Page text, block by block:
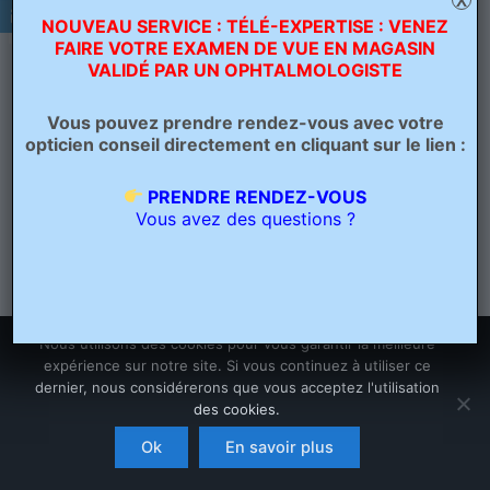
PRÉCÉDENT
Copyright © 2026 Opticien Bailleul - Optique Grand Place | Crée
par
Ascension Digitale
NOUVEAU SERVICE : TÉLÉ-EXPERTISE : VENEZ
FAIRE VOTRE EXAMEN DE VUE EN MAGASIN
VALIDÉ PAR UN OPHTALMOLOGISTE
Vous pouvez prendre rendez-vous avec votre
opticien conseil directement en cliquant sur le lien :
PRENDRE RENDEZ-VOUS
Vous avez des questions ?
Nous utilisons des cookies pour vous garantir la meilleure
expérience sur notre site. Si vous continuez à utiliser ce
dernier, nous considérerons que vous acceptez l'utilisation
des cookies.
Ok En savoir plus